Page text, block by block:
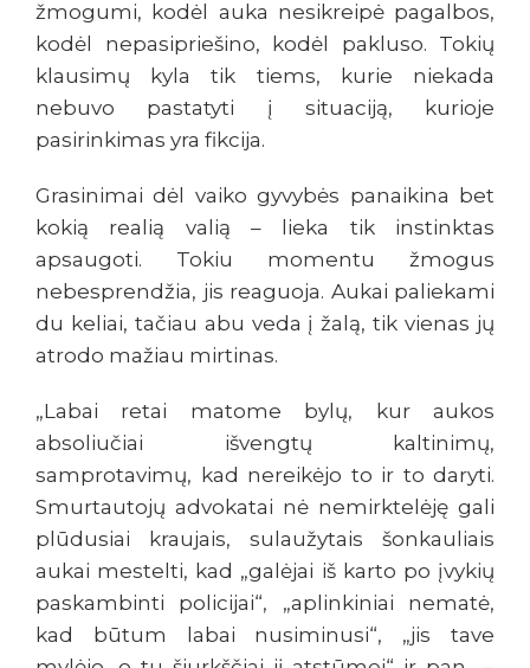
žmogumi, kodėl auka nesikreipė pagalbos,
kodėl nepasipriešino, kodėl pakluso. Tokių
klausimų kyla tik tiems, kurie niekada
nebuvo pastatyti į situaciją, kurioje
pasirinkimas yra fikcija.
Grasinimai dėl vaiko gyvybės panaikina bet
kokią realią valią – lieka tik instinktas
apsaugoti. Tokiu momentu žmogus
nebesprendžia, jis reaguoja. Aukai paliekami
du keliai, tačiau abu veda į žalą, tik vienas jų
atrodo mažiau mirtinas.
„Labai retai matome bylų, kur aukos
absoliučiai išvengtų kaltinimų,
samprotavimų, kad nereikėjo to ir to daryti.
Smurtautojų advokatai nė nemirktelėję gali
plūdusiai kraujais, sulaužytais šonkauliais
aukai mestelti, kad „galėjai iš karto po įvykių
paskambinti policijai“, „aplinkiniai nematė,
kad būtum labai nusiminusi“, „jis tave